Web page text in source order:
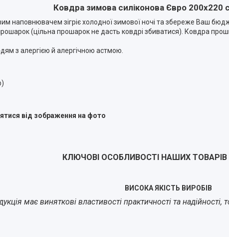
Ковдра зимова силіконова Євро 200х220
наповнювачем зігріє холодної зимової ночі та збереже Ваш
(цільна прошарок не дасть ковдрі збиватися). Ковдра
з алергією й алергічною астмою.
від зображення на фото
КЛЮЧОВІ ОСОБЛИВОСТІ НАШИХ ТОВАРІВ
ВИСОКА ЯКІСТЬ ВИРОБІВ
має виняткові властивості практичності та надійності,